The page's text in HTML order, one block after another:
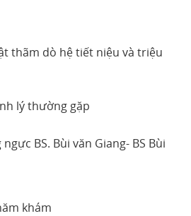
thãm dò hệ tiết niệu và triệu
lý thường gặp
BS. Bùi văn Giang- BS Bùi
khám